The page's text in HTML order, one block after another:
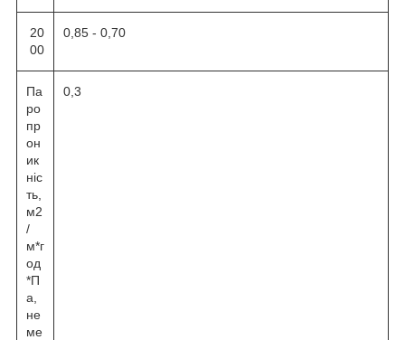
20
00
0,85 - 0,70
Па
ро
пр
он
ик
ніс
ть,
м2
/
м*г
од
*П
а,
не
ме
0,3